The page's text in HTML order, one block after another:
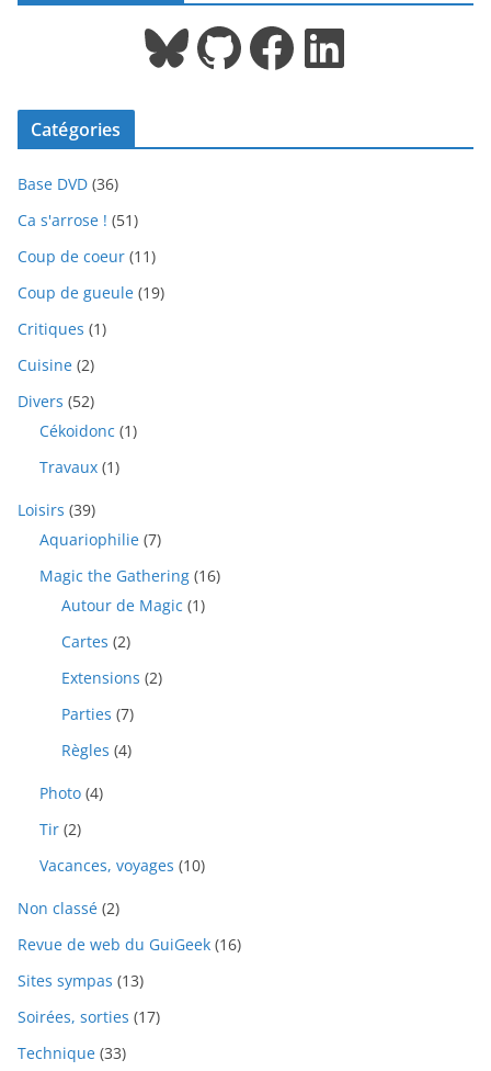
Bluesky GitHub Facebook LinkedIn
Catégories
Base DVD (36)
Ca s'arrose ! (51)
Coup de coeur (11)
Coup de gueule (19)
Critiques (1)
Cuisine (2)
Divers (52)
Cékoidonc (1)
Travaux (1)
Loisirs (39)
Aquariophilie (7)
Magic the Gathering (16)
Autour de Magic (1)
Cartes (2)
Extensions (2)
Parties (7)
Règles (4)
Photo (4)
Tir (2)
Vacances, voyages (10)
Non classé (2)
Revue de web du GuiGeek (16)
Sites sympas (13)
Soirées, sorties (17)
Technique (33)